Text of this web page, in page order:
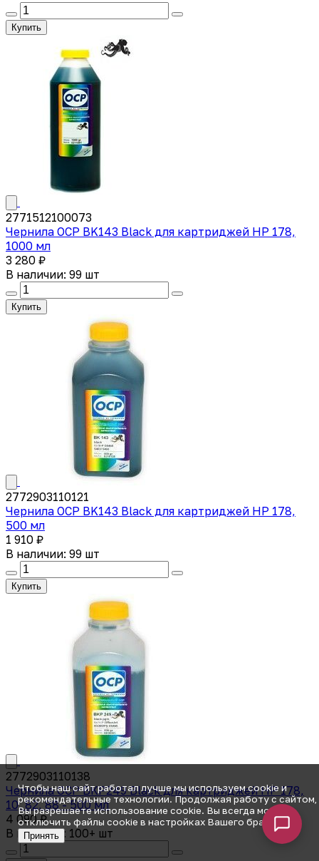
Купить
2771512100073
Чернила OCP BK143 Black для картриджей HP 178,
1000 мл
3 280 ₽
В наличии: 99 шт
Купить
2772903110121
Чернила OCP BK143 Black для картриджей HP 178,
500 мл
1 910 ₽
В наличии: 99 шт
Купить
2772903110138
Чернила OCP BKP249 Black для картриджей HP 178,
10, 82, 88 - 500 мл
4 090 ₽
В наличии: 100+ шт
Чтобы наш сайт работал лучше мы используем cookie и
рекомендательные технологии. Продолжая работу с сайтом,
Вы разрешаете использование cookie. Вы всегда можете
отключить файлы cookie в настройках Вашего браузера.
Принять